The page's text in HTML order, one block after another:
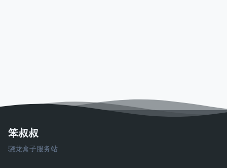
笨叔叔
骁龙盒子服务站